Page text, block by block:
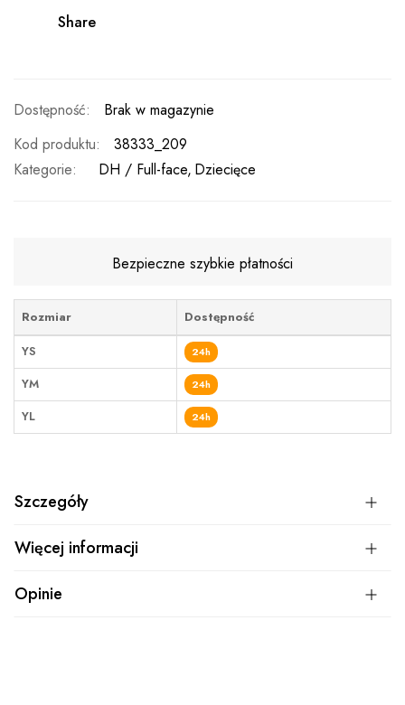
Share
Brak w magazynie
Kod produktu
38333_209
Kategorie:
DH / Full-face Dziecięce
Bezpieczne szybkie płatności
Rozmiar
Dostępność
YS
24h
YM 24h
YL 24h
Szczegóły
Więcej informacji
Opinie